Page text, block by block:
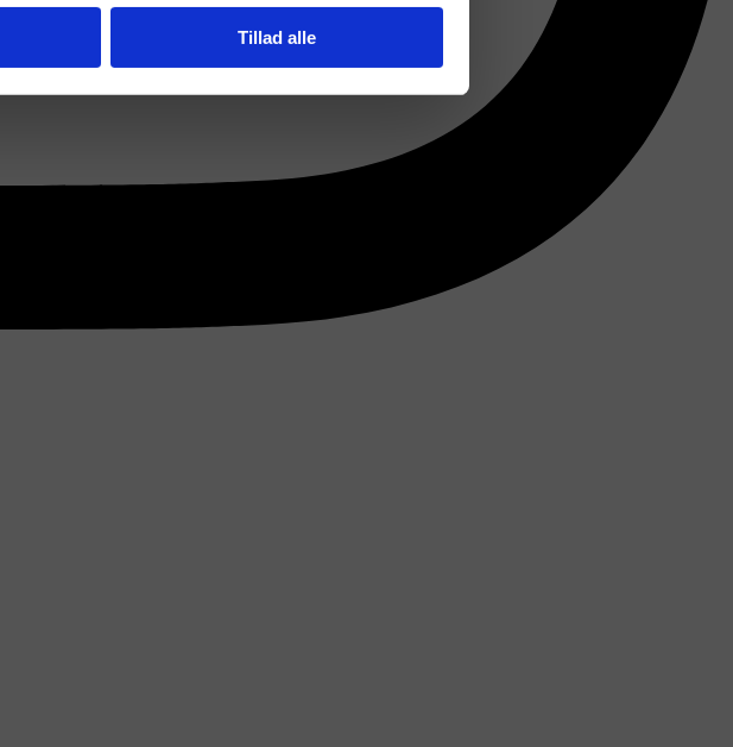
Tillad alle